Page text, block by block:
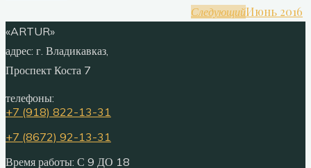
СледующийИюнь 2016
«ARTUR»
адрес: г. Владикавказ,
Проспект Коста 7
телефоны:
+7 (918) 822-13-31
+7 (8672) 92-13-31
Время работы: С 9 ДО 18